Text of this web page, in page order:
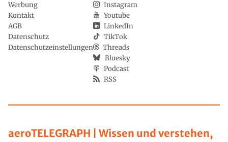
aeroTELEGRAPH | Wissen und verstehen,
Werbung
Kontakt
AGB
Datenschutz
Datenschutzeinstellungen
Instagram
Youtube
LinkedIn
TikTok
Threads
Bluesky
Podcast
RSS